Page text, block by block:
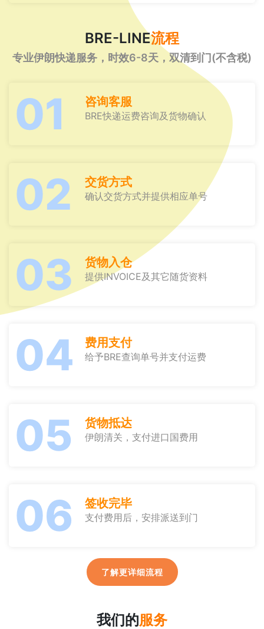
BRE-LINE流程
专业伊朗快递服务，时效6-8天，双清到门(不含税)
01 咨询客服
BRE快递运费咨询及货物确认
02 交货方式
确认交货方式并提供相应单号
03 货物入仓
提供INVOICE及其它随货资料
04 费用支付
给予BRE查询单号并支付运费
05 货物抵达
伊朗清关，支付进口国费用
06 签收完毕
支付费用后，安排派送到门
了解更详细流程
我们的服务